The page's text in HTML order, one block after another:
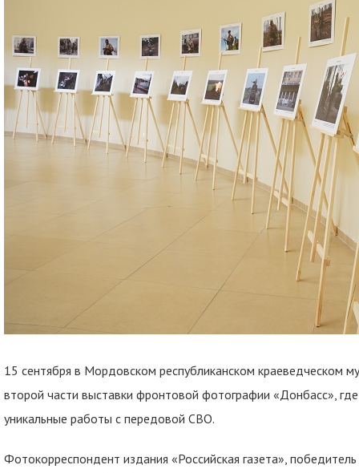
15 сентября в Мордовском республиканском краеведческом
второй части выставки фронтовой фотографии «Донбасс»,
уникальные работы с передовой СВО.
Фотокорреспондент издания «Российская газета»,